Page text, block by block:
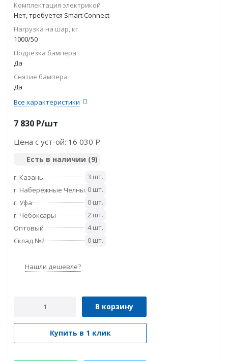
Комплектация электрикой
Нет, требуется Smart Connect
Нагрузка на шар, кг
1000/50
Подрезка бампера
Да
Снятие бампера
Да
Все характеристики
7 830 P/шт
Цена с уст-ой: 16 030 P
Есть в наличии (9)
г. Казань
3 шт.
г. Набережные Челны 0 шт.
г. Уфа
0 шт.
г. Чебоксары
2 шт.
Оптовый
4 шт.
Склад №2
0 шт.
Нашли дешевле?
В корзину
Купить в 1 клик